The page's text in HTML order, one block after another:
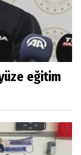
eğitim